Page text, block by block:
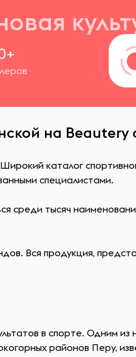
на Beautery
каталог
специалистами.
среди тысяч
Вся продукция,
в спорте. Одним
районов Перу,